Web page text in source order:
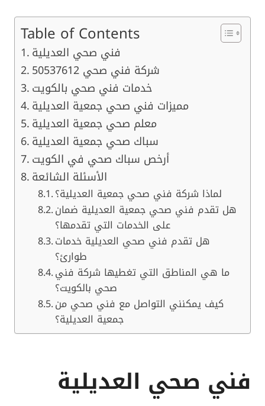
Table of Contents
فني صحي العديلية
شركة فني صحي 50537612
خدمات فني صحي بالكويت
مميزات فني صحي جمعية العديلية
معلم صحي جمعية العديلية
سباك صحي جمعية العديلية
أرخص سباك صحي في الكويت
لماذا شركة فني صحي جمعية العديلية؟
هل تقدم فني صحي جمعية العديلية ضمان
على الخدمات التي تقدمها؟
هل تقدم فني صحي العديلية خدمات
طوارئ؟
ما هي المناطق التي تغطيها شركة فني
صحي بالكويت؟
كيف يمكنني التواصل مع فني صحي من
جمعية العديلية؟
فني صحي العديلية